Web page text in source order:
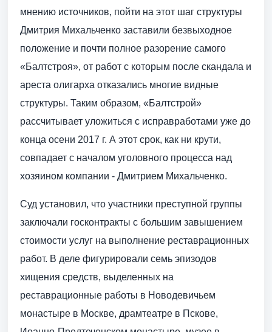
мнению источников, пойти на этот шаг структуры
Дмитрия Михальченко заставили безвыходное
положение и почти полное разорение самого
«Балтстроя», от работ с которым после скандала и
ареста олигарха отказались многие видные
структуры. Таким образом, «Балтстрой»
рассчитывает уложиться с исправработами уже до
конца осени 2017 г. А этот срок, как ни крути,
совпадает с началом уголовного процесса над
хозяином компании - Дмитрием Михальченко.
Суд установил, что участники преступной группы
заключали госконтракты с большим завышением
стоимости услуг на выполнение реставрационных
работ. В деле фигурировали семь эпизодов
хищения средств, выделенных на
реставрационные работы в Новодевичьем
монастыре в Москве, драмтеатре в Пскове,